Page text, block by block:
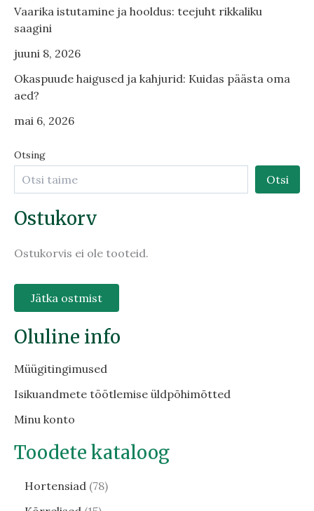
Vaarika istutamine ja hooldus: teejuht rikkaliku
saagini
juuni 8, 2026
Okaspuude haigused ja kahjurid: Kuidas päästa oma
aed?
mai 6, 2026
Otsing
Otsi
Ostukorv
Ostukorvis ei ole tooteid.
Jätka ostmist
Oluline info
Müügitingimused
Isikuandmete töötlemise üldpõhimõtted
Minu konto
Toodete kataloog
Hortensiad 78